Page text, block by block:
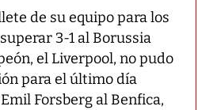
de su equipo para los
3-1 al Borussia
el Liverpool, no pudo
para el último día
Forsberg al Benfica,